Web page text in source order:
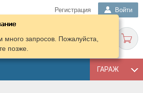
Регистрация Войти
ГАРАЖ
запросов. Пожалуйста,
позже.